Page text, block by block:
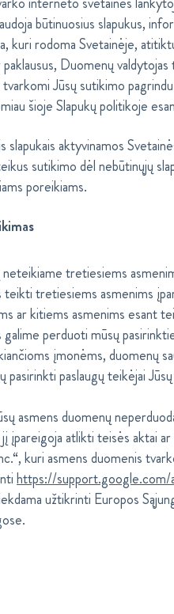
būtinuosius slapukus,
kuri rodoma Svetainėje,
Duomenų
Jūsų sutikimo
šioje Slapukų politikoje
slapukais aktyvinamos
sutikimo dėl nebūtinųjų
poreikiams.
tretiesiems
teikti tretiesiems asmenims
ar kitiems asmenims esant
galime perduoti mūsų
įmonėms, duomenų
pasirinkti paslaugų teikėjai
asmens duomenų
įpareigoja atlikti teisės aktai
kuri asmens duomenis
https://
užtikrinti Europos